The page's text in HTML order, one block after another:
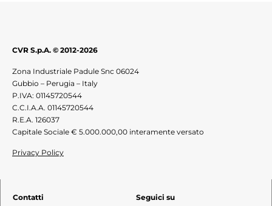
CVR S.p.A. © 2012-2026
Zona Industriale Padule Snc 06024
Gubbio – Perugia – Italy
P.IVA: 01145720544
C.C.I.A.A. 01145720544
R.E.A. 126037
Capitale Sociale € 5.000.000,00 interamente versato
Privacy Policy
Contatti Seguici su